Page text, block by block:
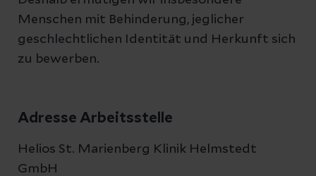
Menschen mit Behinderung, jeglicher
geschlechtlichen Identität und Herkunft sich
zu bewerben.
Adresse Arbeitsstelle
Helios St. Marienberg Klinik Helmstedt
GmbH